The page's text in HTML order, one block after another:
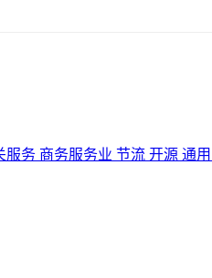
服务 商务服务业 节流 开源 通用